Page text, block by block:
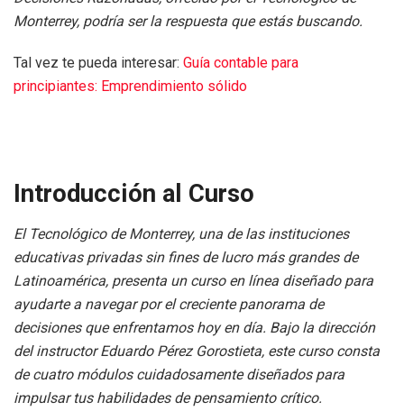
Monterrey, podría ser la respuesta que estás buscando.
Tal vez te pueda interesar: Guía contable para
principiantes: Emprendimiento sólido
Introducción al Curso
El Tecnológico de Monterrey, una de las instituciones
educativas privadas sin fines de lucro más grandes de
Latinoamérica, presenta un curso en línea diseñado para
ayudarte a navegar por el creciente panorama de
decisiones que enfrentamos hoy en día. Bajo la dirección
del instructor Eduardo Pérez Gorostieta, este curso consta
de cuatro módulos cuidadosamente diseñados para
impulsar tus habilidades de pensamiento crítico.